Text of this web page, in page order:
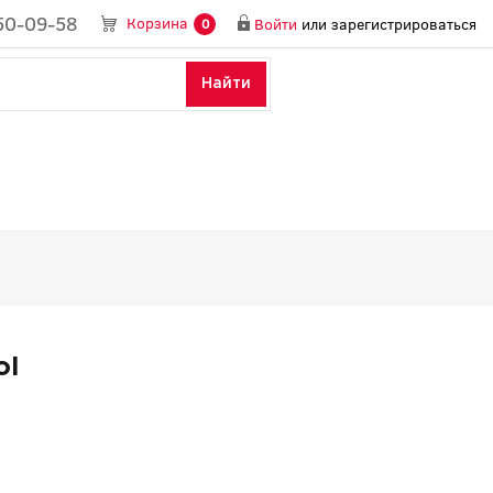
09-58 Корзина 0 Войти или зарегистрироваться
Найти